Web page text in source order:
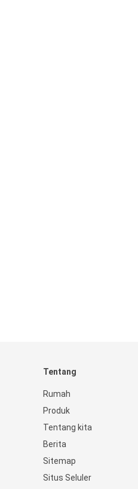
Tentang
Rumah
Produk
Tentang kita
Berita
Sitemap
Situs Seluler